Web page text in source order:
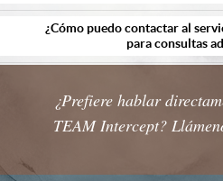
¿Cómo puedo contactar al
para consultas
¿Prefiere hablar
TEAM Intercept?